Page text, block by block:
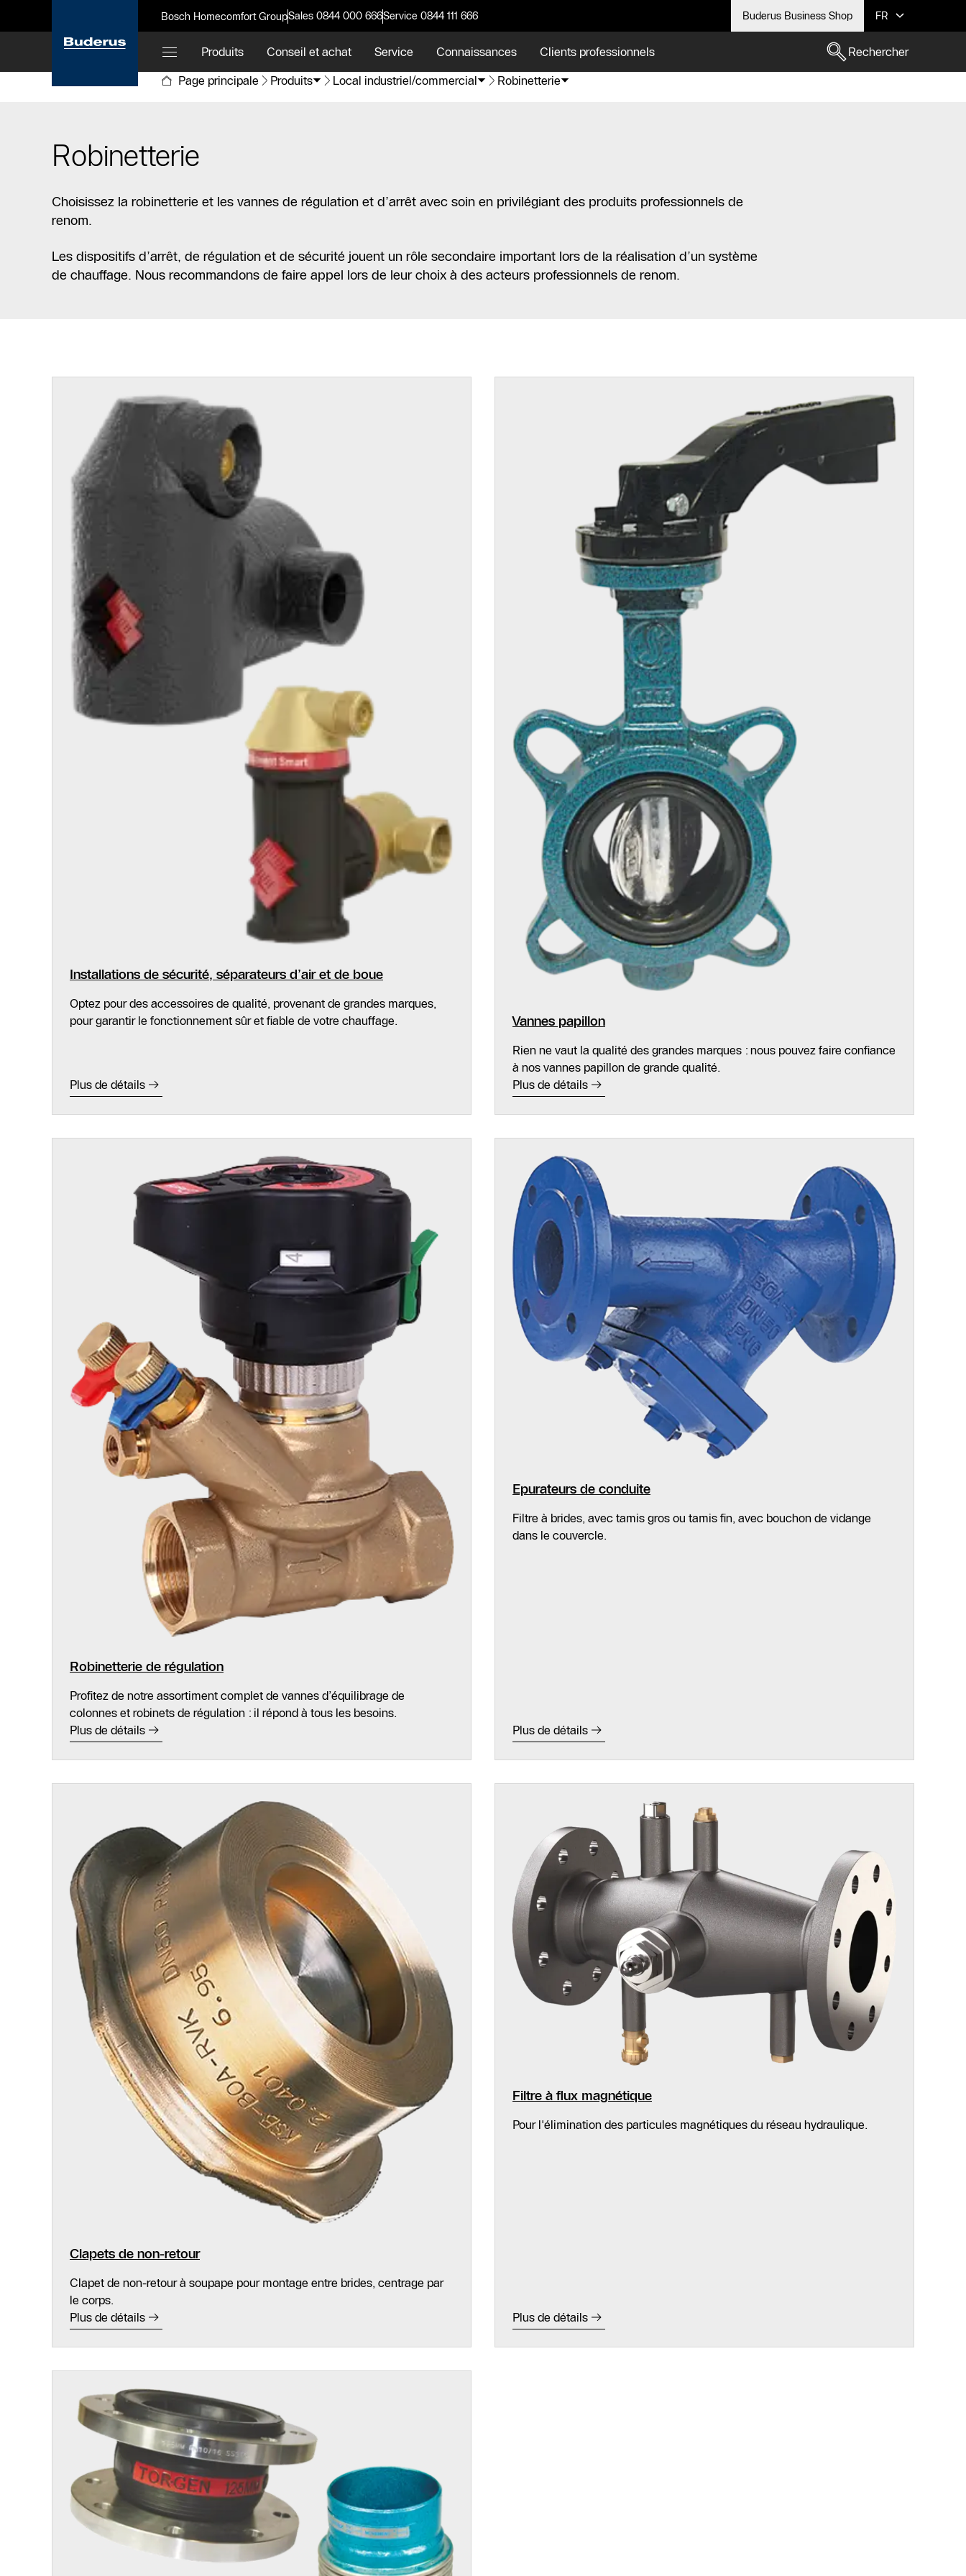
Bosch Homecomfort GroupSales 0844 000 666Service 0844 111 666 Buderus Business Shop FR
Produits Conseil et achat Service Connaissances Clients professionnels
Rechercher
Page principale
Produits Local industriel/commercial Robinetterie
Robinetterie
Choisissez la robinetterie et les vannes de régulation et d’arrêt avec soin en privilégiant des produits professionnels de
renom.
Les dispositifs d’arrêt, de régulation et de sécurité jouent un rôle secondaire important lors de la réalisation d’un système
de chauffage. Nous recommandons de faire appel lors de leur choix à des acteurs professionnels de renom.
Installations de sécurité, séparateurs d’air et de boue
Optez pour des accessoires de qualité, provenant de grandes marques,
pour garantir le fonctionnement sûr et fiable de votre chauffage.
Plus de détails
Vannes papillon
Rien ne vaut la qualité des grandes marques : nous pouvez faire confiance
à nos vannes papillon de grande qualité.
Plus de détails
Robinetterie de régulation
Profitez de notre assortiment complet de vannes d’équilibrage de
colonnes et robinets de régulation : il répond à tous les besoins.
Plus de détails
Epurateurs de conduite
Filtre à brides, avec tamis gros ou tamis fin, avec bouchon de vidange
dans le couvercle.
Plus de détails
Clapets de non-retour
Clapet de non-retour à soupape pour montage entre brides, centrage par
le corps.
Plus de détails
Filtre à flux magnétique
Pour l'élimination des particules magnétiques du réseau hydraulique.
Plus de détails
Contact